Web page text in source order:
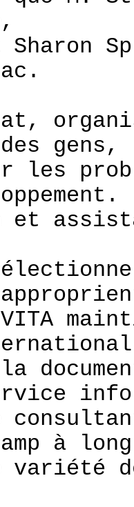
Sharon
gens,
à